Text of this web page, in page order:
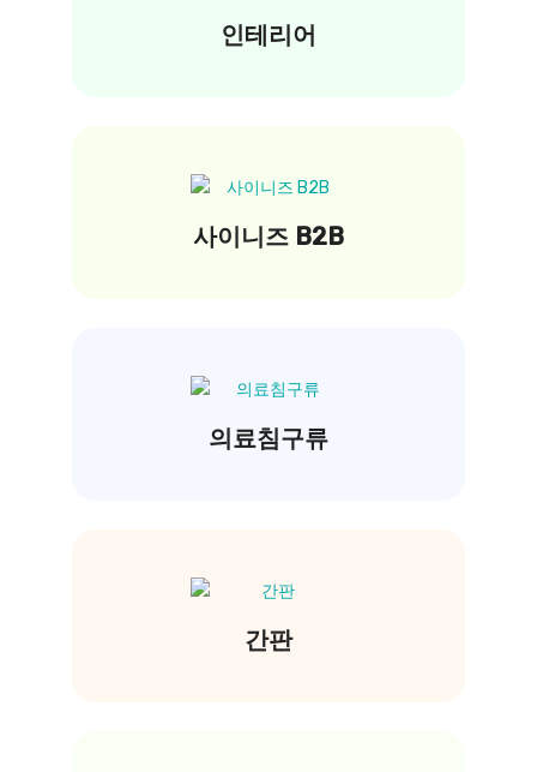
인테리어
사이니즈 B2B
의료침구류
간판